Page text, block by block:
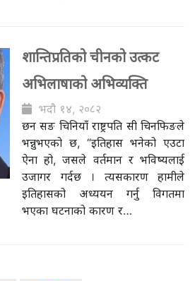
शान्तिप्रतिको चीनको उत्कट
अभिलाषाको अभिव्यक्ति
भदौ १४, २०८२
छन सङ चिनियाँ राष्ट्रपति सी चिनफिङले
भन्नुभएको छ, “इतिहास भनेको एउटा
ऐना हो, जसले वर्तमान र भविष्यलाई
उजागर गर्दछ । त्यसकारण हामीले
इतिहासको अध्ययन गर्नु विगतमा
भएका घटनाको कारण र…